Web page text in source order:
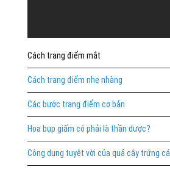
Cách trang điểm mắt
Cách trang điểm nhẹ nhàng
Các bước trang điểm cơ bản
Hoa bụp giấm có phải là thần dược?
Công dụng tuyệt vời của quả cây trứng cá